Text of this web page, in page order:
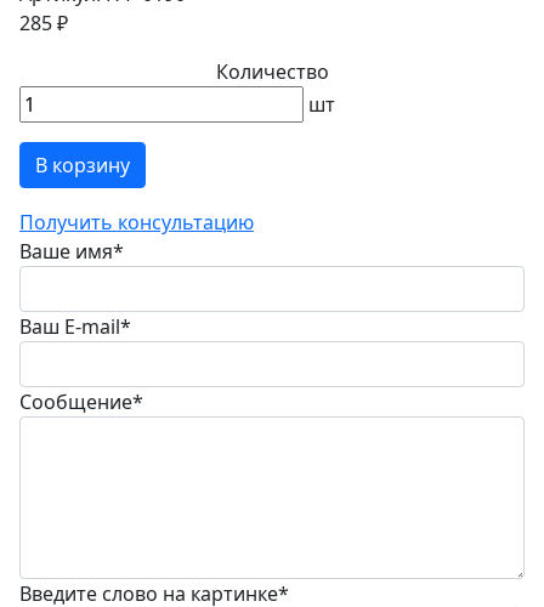
285 ₽
Количество
шт
В корзину
Получить консультацию
Ваше имя*
Ваш E-mail*
Сообщение*
Введите слово на картинке*